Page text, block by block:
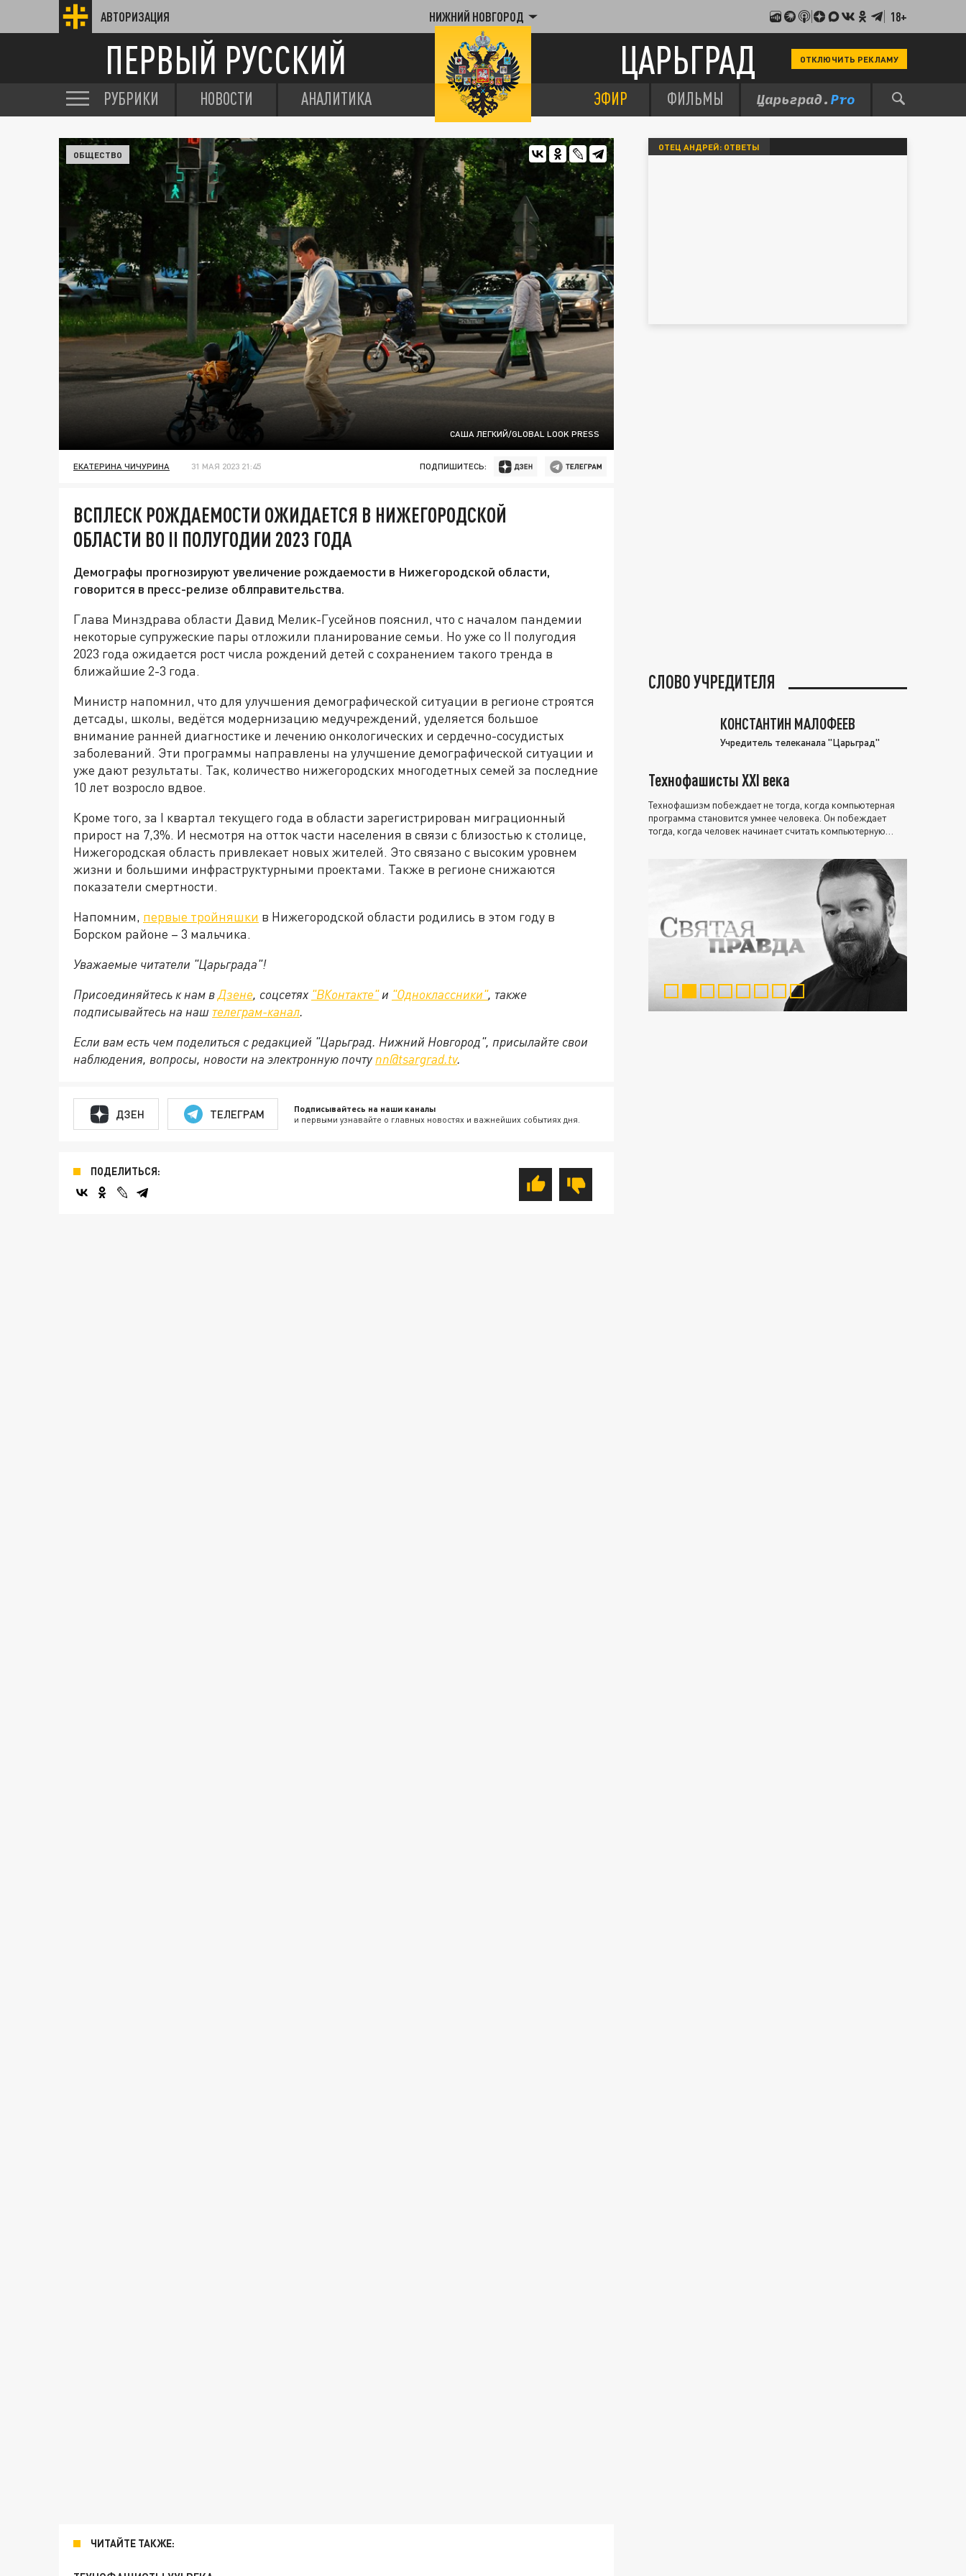
АВТОРИЗАЦИЯ НИЖНИЙ НОВГОРОД 18+
ПЕРВЫЙ РУССКИЙ ЦАРЬГРАД ОТКЛЮЧИТЬ РЕКЛАМУ
РУБРИКИ НОВОСТИ АНАЛИТИКА ЭФИР ФИЛЬМЫ
САША ЛЕГКИЙ/GLOBAL LOOK PRESS
ОБЩЕСТВО
ЕКАТЕРИНА ЧИЧУРИНА 31 МАЯ 2023 21:45 ПОДПИШИТЕСЬ:
ВСПЛЕСК РОЖДАЕМОСТИ ОЖИДАЕТСЯ В НИЖЕГОРОДСКОЙ
ОБЛАСТИ ВО II ПОЛУГОДИИ 2023 ГОДА
Демографы прогнозируют увеличение рождаемости в Нижегородской области,
говорится в пресс-релизе облправительства.
Глава Минздрава области Давид Мелик-Гусейнов пояснил, что с началом пандемии
некоторые супружеские пары отложили планирование семьи. Но уже со II полугодия
2023 года ожидается рост числа рождений детей с сохранением такого тренда в
ближайшие 2-3 года.
Министр напомнил, что для улучшения демографической ситуации в регионе строятся
детсады, школы, ведётся модернизацию медучреждений, уделяется большое
внимание ранней диагностике и лечению онкологических и сердечно-сосудистых
заболеваний. Эти программы направлены на улучшение демографической ситуации и
уже дают результаты. Так, количество нижегородских многодетных семей за последние
10 лет возросло вдвое.
Кроме того, за I квартал текущего года в области зарегистрирован миграционный
прирост на 7,3%. И несмотря на отток части населения в связи с близостью к столице,
Нижегородская область привлекает новых жителей. Это связано с высоким уровнем
жизни и большими инфраструктурными проектами. Также в регионе снижаются
показатели смертности.
Напомним, первые тройняшки в Нижегородской области родились в этом году в
Борском районе – 3 мальчика.
Уважаемые читатели "Царьграда"!
Присоединяйтесь к нам вДзене, соцсетях "ВКонтакте"и "Одноклассники", также
подписывайтесь на наш телеграм-канал.
Если вам есть чем поделиться с редакцией "Царьград. Нижний Новгород", присылайте свои
наблюдения, вопросы, новости на электронную почту nn@tsargrad.tv.
ДЗЕН ТЕЛЕГРАМ Подписывайтесь на наши каналы
и первыми узнавайте о главных новостях и важнейших событиях дня.
ПОДЕЛИТЬСЯ:
ЧИТАЙТЕ ТАКЖЕ:
ОТЕЦ АНДРЕЙ: ОТВЕТЫ
СЛОВО УЧРЕДИТЕЛЯ
КОНСТАНТИН МАЛОФЕЕВ
Учредитель телеканала "Царьград"
Технофашисты XXI века
Технофашизм побеждает не тогда, когда компьютерная
программа становится умнее человека. Он побеждает
тогда, когда человек начинает считать компьютерную